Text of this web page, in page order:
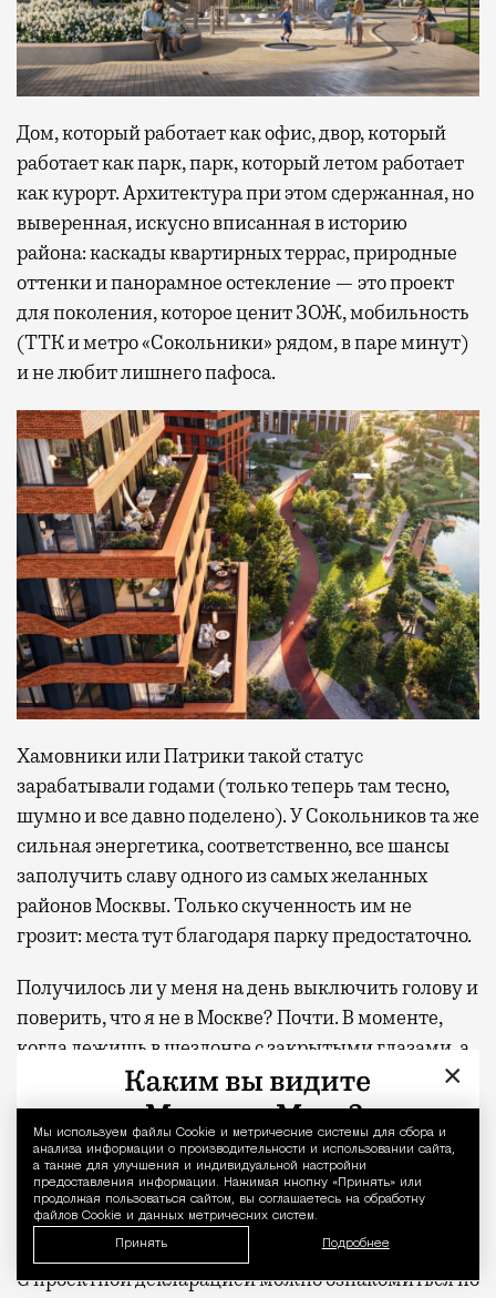
Уведомление
Мы используем файлы Сookie и метрические системы для сбора и
анализа информации о производительности и использовании сайта,
а также для улучшения и индивидуальной настройки
предоставления информации. Нажимая кнопку «Принять» или
продолжая пользоваться сайтом, вы соглашаетесь на обработку
файлов Cookie и данных метрических систем.
Принять Подробнее
Дом, который работает как офис, двор, который
работает как парк, парк, который летом работает
как курорт. Архитектура при этом сдержанная, но
выверенная, искусно вписанная в историю
района: каскады квартирных террас, природные
оттенки и панорамное остекление — это проект
для поколения, которое ценит ЗОЖ, мобильность
(ТТК и метро «Сокольники» рядом, в паре минут)
и не любит лишнего пафоса.
Хамовники или Патрики такой статус
зарабатывали годами (только теперь там тесно,
шумно и все давно поделено). У Сокольников та же
сильная энергетика, соответственно, все шансы
заполучить славу одного из самых желанных
районов Москвы. Только скученность им не
грозит: места тут благодаря парку предостаточно.
Получилось ли у меня на день выключить голову и
поверить, что я не в Москве? Почти. В моменте,
когда лежишь в шезлонге с закрытыми глазами, а
сосны шумят где-то наверху, разница между
отпуском и обычным вторником действительно
стирается. Домой я вернулась пешком, а не через
аэропорт, но ощущение осталось то же — будто
только что откуда-то издалека приехала
отдохнувшей.
С проектной декларацией можно ознакомиться по
×